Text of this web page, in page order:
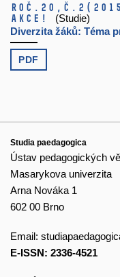
Roč.20, č.2
Akce!
(Studie)
Diverzita žáků: Téma
PDF
Studia paedagogica
Ústav pedagogických
Masarykova univerzita
Arna Nováka 1
602 00 Brno
Email:
E-ISSN: 2336-4521